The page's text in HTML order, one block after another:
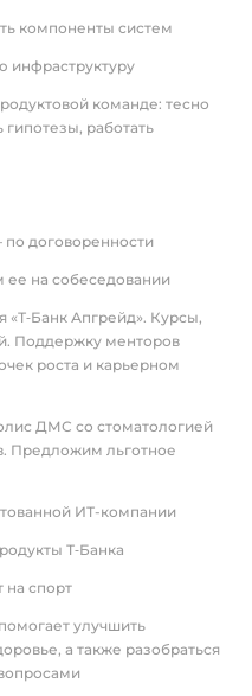
компоненты систем
инфраструктуру
команде: тесно
работать
договоренности
на собеседовании
Апгрейд». Курсы,
Поддержку менторов
роста и карьерном
ДМС со стоматологией
Предложим льготное
ИТ-компании
Т‑Банка
на спорт
улучшить
а также разобраться